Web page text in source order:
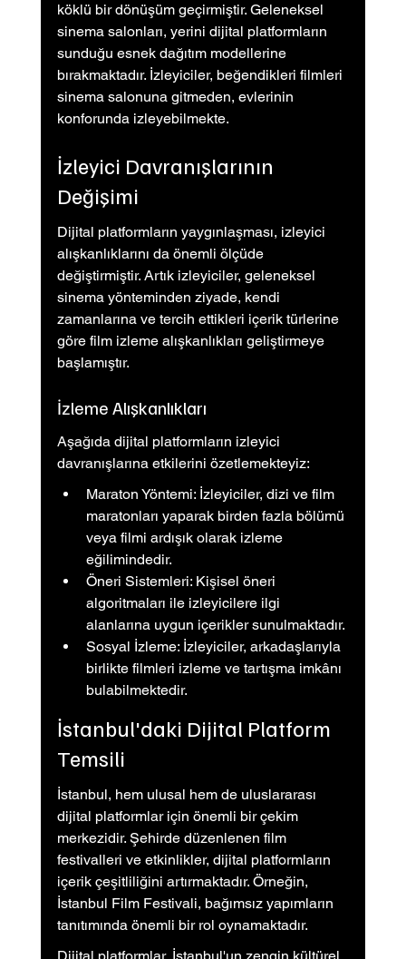
köklü bir dönüşüm geçirmiştir. Geleneksel
sinema salonları, yerini dijital platformların
sunduğu esnek dağıtım modellerine
bırakmaktadır. İzleyiciler, beğendikleri filmleri
sinema salonuna gitmeden, evlerinin
konforunda izleyebilmekte.
İzleyici Davranışlarının
Değişimi
Dijital platformların yaygınlaşması, izleyici
alışkanlıklarını da önemli ölçüde
değiştirmiştir. Artık izleyiciler, geleneksel
sinema yönteminden ziyade, kendi
zamanlarına ve tercih ettikleri içerik türlerine
göre film izleme alışkanlıkları geliştirmeye
başlamıştır.
İzleme Alışkanlıkları
Aşağıda dijital platformların izleyici
davranışlarına etkilerini özetlemekteyiz:
Maraton Yöntemi: İzleyiciler, dizi ve film
maratonları yaparak birden fazla bölümü
veya filmi ardışık olarak izleme
eğilimindedir.
Öneri Sistemleri: Kişisel öneri
algoritmaları ile izleyicilere ilgi
alanlarına uygun içerikler sunulmaktadır.
Sosyal İzleme: İzleyiciler, arkadaşlarıyla
birlikte filmleri izleme ve tartışma imkânı
bulabilmektedir.
İstanbul'daki Dijital Platform
Temsili
İstanbul, hem ulusal hem de uluslararası
dijital platformlar için önemli bir çekim
merkezidir. Şehirde düzenlenen film
festivalleri ve etkinlikler, dijital platformların
içerik çeşitliliğini artırmaktadır. Örneğin,
İstanbul Film Festivali, bağımsız yapımların
tanıtımında önemli bir rol oynamaktadır.